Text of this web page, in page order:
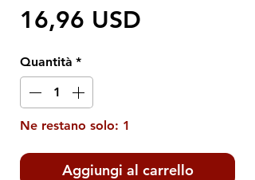
16,96 USD
Quantità *
Ne restano solo: 1
Aggiungi al carrello